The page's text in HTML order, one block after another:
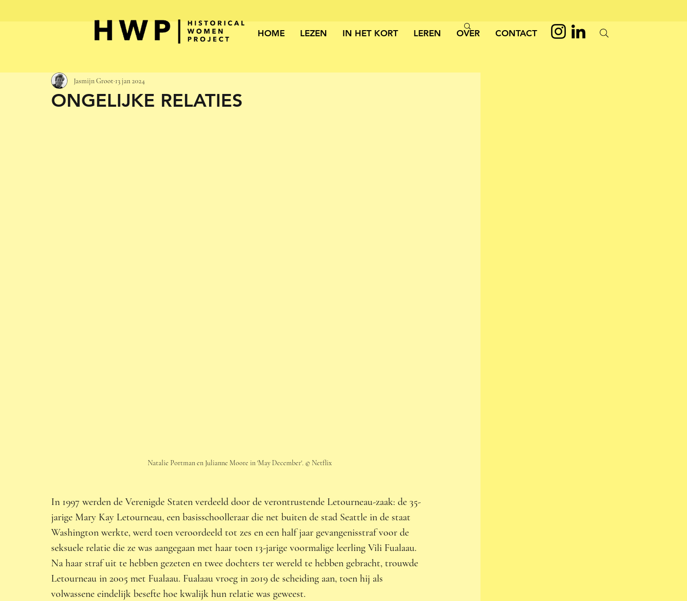
HOME LEZEN IN HET KORT LEREN OVER CONTACT
ONGELIJKE RELATIES
Jasmijn Groot 13 jan 2024
Natalie Portman en Julianne Moore in 'May December'. © Netflix
In 1997 werden de Verenigde Staten verdeeld door de verontrustende Letourneau-zaak: de 35-
jarige Mary Kay Letourneau, een basisschoolleraar die net buiten de stad Seattle in de staat
Washington werkte, werd toen veroordeeld tot zes en een half jaar gevangenisstraf voor de
seksuele relatie die ze was aangegaan met haar toen 13-jarige voormalige leerling Vili Fualaau.
Na haar straf uit te hebben gezeten en twee dochters ter wereld te hebben gebracht, trouwde
Letourneau in 2005 met Fualaau. Fualaau vroeg in 2019 de scheiding aan, toen hij als
volwassene eindelijk besefte hoe kwalijk hun relatie was geweest.